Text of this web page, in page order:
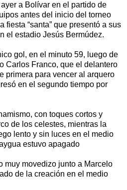
a Bolívar en el partido de
antes del inicio del torneo
fiesta “santa” que presentó a sus
el estadio Jesús Bermúdez.
gol, en el minuto 59, luego de
Carlos Franco, que el delantero
primera para vencer al arquero
en el segundo tiempo por
con toques cortos y
de los celestes, mientras la
lento y sin luces en el medio
estuvo apagado
muy movedizo junto a Marcelo
de la creación en el medio